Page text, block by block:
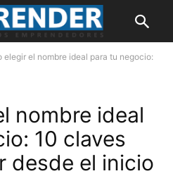
elegir el nombre ideal para tu negocio:
nombre ideal
10 claves
desde el inicio